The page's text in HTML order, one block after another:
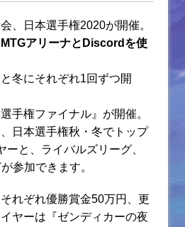
、日本選手権2020が開催。
MTGアリーナとDiscordを使
冬にそれぞれ1回ずつ開
手権ファイナル』が開催。
日本選手権秋・冬でトップ
ーと、ライバルズリーグ、
参加できます。
れぞれ優勝賞金50万円、更
ヤーは『ゼンディカーの夜